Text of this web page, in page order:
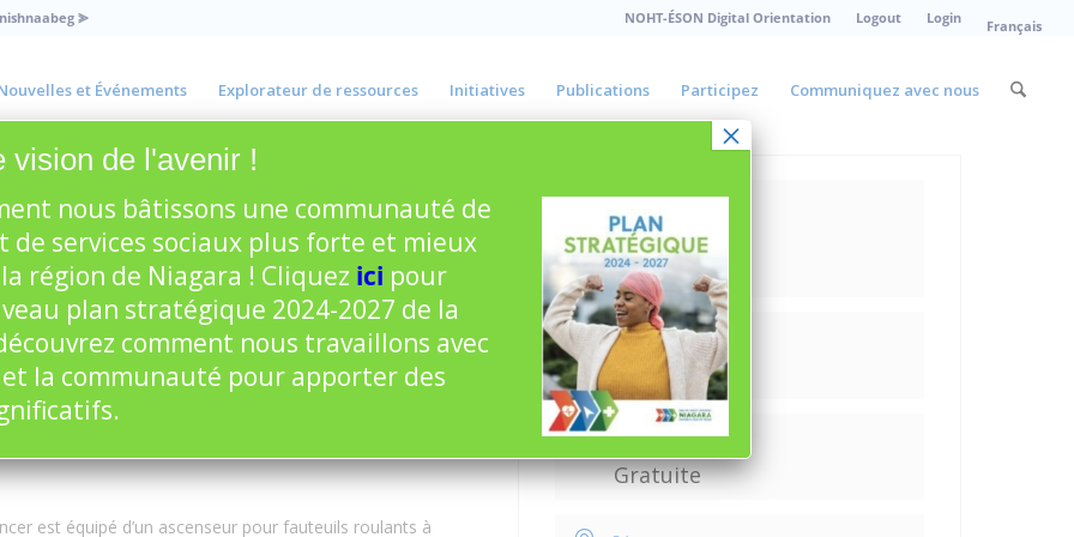
NOHT-ÉSON Digital Orientation Logout Login Français
⪢
et Événements Explorateur de ressources Initiatives Publications Participez Communiquez avec nous
du cancer – Fort Erie
régional de cancérologie de Hamilton Niagara
du sein, du col de l’utérus et du colon, et de l’aide
rendez-vous, composez le 905-975-4467 ou le numéro
de dépistage du cancer se rendra la prochaine fois ou
est équipé d’un ascenseur pour fauteuils roulants à
Date
Oct 22 2025
Expired!
Heure
9h00 - 15h00
Tarif
Gratuite
vision de l'avenir !
nous bâtissons une communauté de
de services sociaux plus forte et mieux
région de Niagara ! Cliquez ici pour
plan stratégique 2024-2027 de la
comment nous travaillons avec
la communauté pour apporter des
×